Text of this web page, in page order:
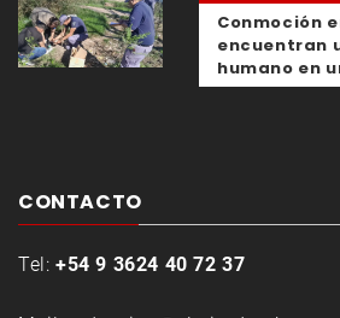
Conmoción
encuentran
humano en
CONTACTO
Tel: +54 9 3624 40 72 37